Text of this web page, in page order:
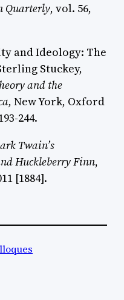
Quarterly, vol. 56,
and Ideology: The
Stuckey,
and the
New York, Oxford
244.
Twain’s
Huckleberry Finn,
[1884].